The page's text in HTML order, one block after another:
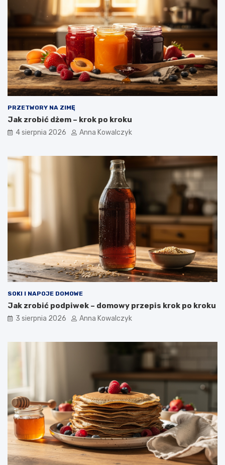
PRZETWORY NA ZIMĘ
Jak zrobić dżem – krok po kroku
4 sierpnia 2026 Anna Kowalczyk
SOKI I NAPOJE DOMOWE
Jak zrobić podpiwek – domowy przepis krok po kroku
3 sierpnia 2026 Anna Kowalczyk